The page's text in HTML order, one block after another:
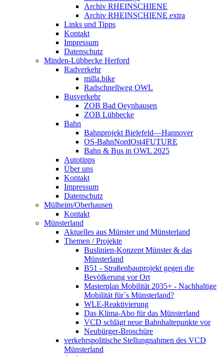
Archiv RHEINSCHIENE
Archiv RHEINSCHIENE extra
Links und Tipps
Kontakt
Impressum
Datenschutz
Minden-Lübbecke Herford
Radverkehr
milla.bike
Radschnellweg OWL
Busverkehr
ZOB Bad Oeynhausen
ZOB Lübbecke
Bahn
Bahnprojekt Bielefeld—Hannover
OS-BahnNordOst4FUTURE
Bahn & Bus in OWL 2025
Autotipps
Über uns
Kontakt
Impressum
Datenschutz
Mülheim/Oberhausen
Kontakt
Münsterland
Aktuelles aus Münster und Münsterland
Themen / Projekte
Buslinien-Konzept Münster & das
Münsterland
B51 - Straßenbauprojekt gegen die
Bevölkerung vor Ort
Masterplan Mobilität 2035+ - Nachhaltige
Mobilität für´s Münsterland?
WLE-Reaktivierung
Das Klima-Abo für das Münsterland
VCD schlägt neue Bahnhaltepunkte vor
Neubürger-Broschüre
verkehrspolitische Stellungnahmen des VCD
Münsterland